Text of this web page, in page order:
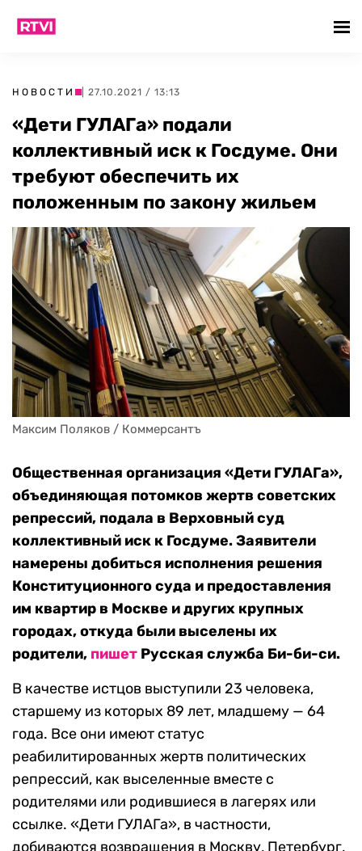
НОВОСТИ | 27.10.2021 / 13:13
«Дети ГУЛАГа» подали
коллективный иск к Госдуме. Они
требуют обеспечить их
положенным по закону жильем
Максим Поляков / Коммерсантъ
Общественная организация «Дети ГУЛАГа»,
объединяющая потомков жертв советских
репрессий, подала в Верховный суд
коллективный иск к Госдуме. Заявители
намерены добиться исполнения решения
Конституционного суда и предоставления
им квартир в Москве и других крупных
городах, откуда были выселены их
родители, пишет Русская служба Би-би-си.
В качестве истцов выступили 23 человека,
старшему из которых 89 лет, младшему — 64
года. Все они имеют статус
реабилитированных жертв политических
репрессий, как выселенные вместе с
родителями или родившиеся в лагерях или
ссылке. «Дети ГУЛАГа», в частности,
добиваются возвращения в Москву, Петербург,